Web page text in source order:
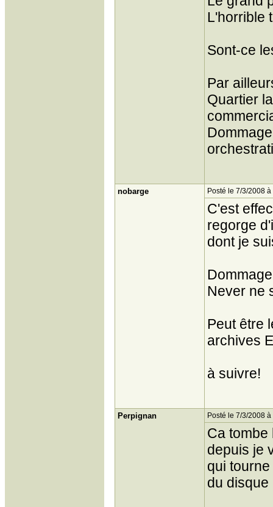
L'horrible
Sont-ce
Par
Quartier
nobarge Posté le 7/3/2008
C'est
regorge
dont je
Never ne
Peut être
archives
à suivre!
Perpignan Posté le 7/3/2008
Ca tombe
depuis je
qui
du